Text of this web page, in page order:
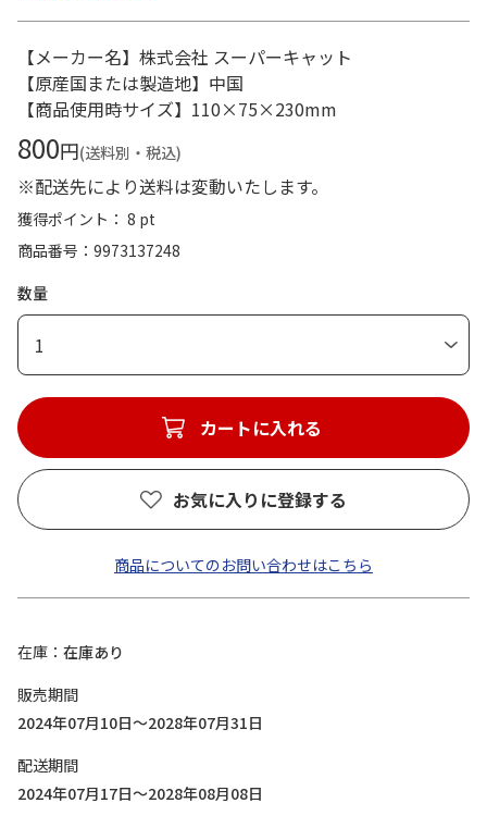
【メーカー名】株式会社 スーパーキャット
【原産国または製造地】中国
【商品使用時サイズ】110×75×230mm
800円(送料別・税込)
※配送先により送料は変動いたします。
獲得ポイント： 8 pt
商品番号
9973137248
数量
1
カートに入れる
お気に入りに登録する
商品についてのお問い合わせはこちら
在庫
在庫あり
販売期間
2024年07月10日～2028年07月31日
配送期間
2024年07月17日～2028年08月08日